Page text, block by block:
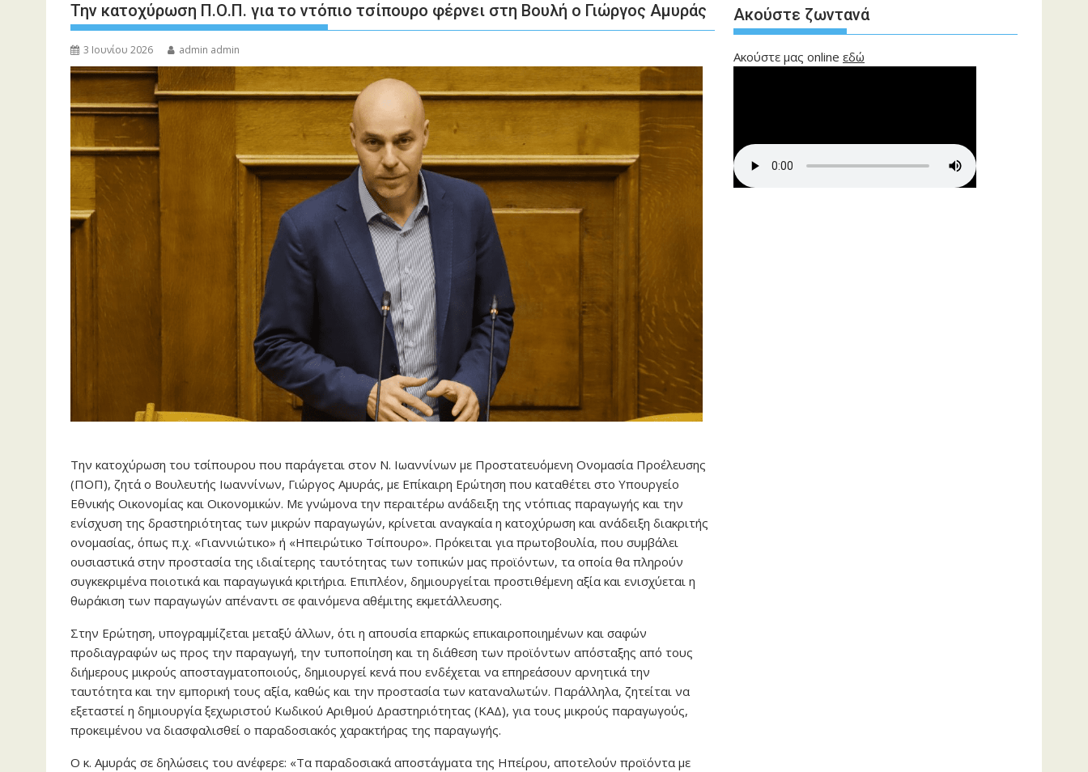
Την κατοχύρωση Π.Ο.Π. για το ντόπιο τσίπουρο φέρνει στη Βουλή ο Γιώργος Αμυράς
3 Ιουνίου 2026 admin admin
Την κατοχύρωση του τσίπουρου που παράγεται στον Ν. Ιωαννίνων με Προστατευόμενη Ονομασία Προέλευσης
(ΠΟΠ), ζητά ο Βουλευτής Ιωαννίνων, Γιώργος Αμυράς, με Επίκαιρη Ερώτηση που καταθέτει στο Υπουργείο
Εθνικής Οικονομίας και Οικονομικών. Με γνώμονα την περαιτέρω ανάδειξη της ντόπιας παραγωγής και την
ενίσχυση της δραστηριότητας των μικρών παραγωγών, κρίνεται αναγκαία η κατοχύρωση και ανάδειξη διακριτής
ονομασίας, όπως π.χ. «Γιαννιώτικο» ή «Ηπειρώτικο Τσίπουρο». Πρόκειται για πρωτοβουλία, που συμβάλει
ουσιαστικά στην προστασία της ιδιαίτερης ταυτότητας των τοπικών μας προϊόντων, τα οποία θα πληρούν
συγκεκριμένα ποιοτικά και παραγωγικά κριτήρια. Επιπλέον, δημιουργείται προστιθέμενη αξία και ενισχύεται η
θωράκιση των παραγωγών απέναντι σε φαινόμενα αθέμιτης εκμετάλλευσης.
Στην Ερώτηση, υπογραμμίζεται μεταξύ άλλων, ότι η απουσία επαρκώς επικαιροποιημένων και σαφών
προδιαγραφών ως προς την παραγωγή, την τυποποίηση και τη διάθεση των προϊόντων απόσταξης από τους
διήμερους μικρούς αποσταγματοποιούς, δημιουργεί κενά που ενδέχεται να επηρεάσουν αρνητικά την
ταυτότητα και την εμπορική τους αξία, καθώς και την προστασία των καταναλωτών. Παράλληλα, ζητείται να
εξεταστεί η δημιουργία ξεχωριστού Κωδικού Αριθμού Δραστηριότητας (ΚΑΔ), για τους μικρούς παραγωγούς,
προκειμένου να διασφαλισθεί ο παραδοσιακός χαρακτήρας της παραγωγής.
Ο κ. Αμυράς σε δηλώσεις του ανέφερε: «Τα παραδοσιακά αποστάγματα της Ηπείρου, αποτελούν προϊόντα με
Ακούστε ζωντανά
Ακούστε μας online εδώ